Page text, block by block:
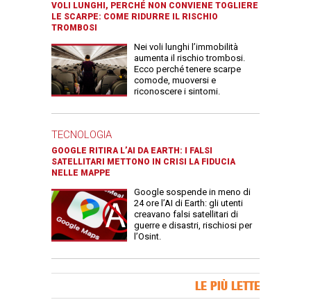
VOLI LUNGHI, PERCHÉ NON CONVIENE TOGLIERE
LE SCARPE: COME RIDURRE IL RISCHIO
TROMBOSI
Nei voli lunghi l’immobilità
aumenta il rischio trombosi.
Ecco perché tenere scarpe
comode, muoversi e
riconoscere i sintomi.
TECNOLOGIA
GOOGLE RITIRA L’AI DA EARTH: I FALSI
SATELLITARI METTONO IN CRISI LA FIDUCIA
NELLE MAPPE
Google sospende in meno di
24 ore l’AI di Earth: gli utenti
creavano falsi satellitari di
guerre e disastri, rischiosi per
l’Osint.
LE PIÙ LETTE